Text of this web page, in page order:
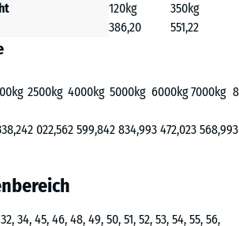
120kg
350kg
386,20 551,22
2500kg 4000kg 5000kg 6000kg7000kg
2 022,562 599,842 834,993 472,023 568,99
34, 45, 46, 48, 49, 50, 51, 52, 53, 54, 55, 56,